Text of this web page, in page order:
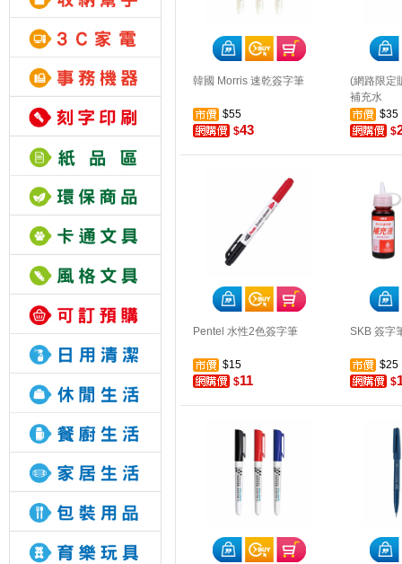
韓國 Morris 速乾簽字筆
$55
$43
(網路限定
補充水
$35
$
Pentel 水性2色簽字筆
$15
$11
SKB 簽字
$25
$